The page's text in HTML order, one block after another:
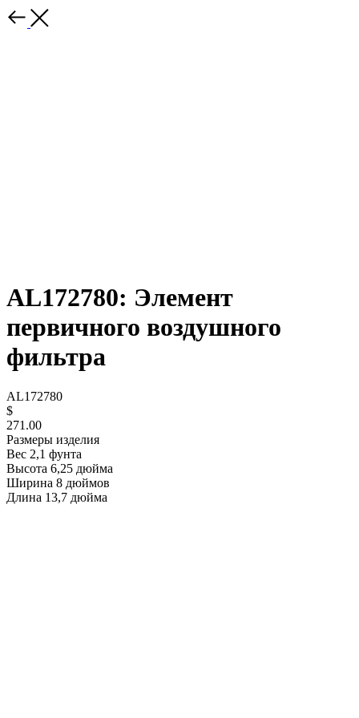
AL172780: Элемент
первичного воздушного
фильтра
AL172780
$
271.00
Размеры изделия
Вес 2,1 фунта
Высота 6,25 дюйма
Ширина 8 дюймов
Длина 13,7 дюйма